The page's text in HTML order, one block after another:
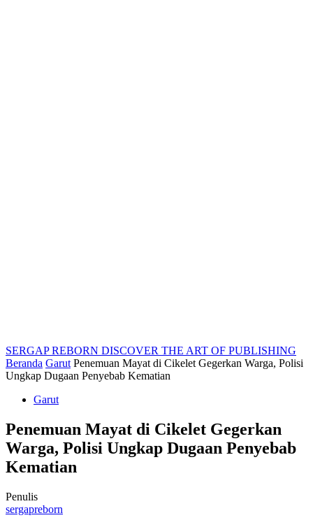
SERGAP REBORN DISCOVER THE ART OF PUBLISHING
Beranda Garut Penemuan Mayat di Cikelet Gegerkan Warga, Polisi
Ungkap Dugaan Penyebab Kematian
Garut
Penemuan Mayat di Cikelet Gegerkan
Warga, Polisi Ungkap Dugaan Penyebab
Kematian
Penulis
sergapreborn